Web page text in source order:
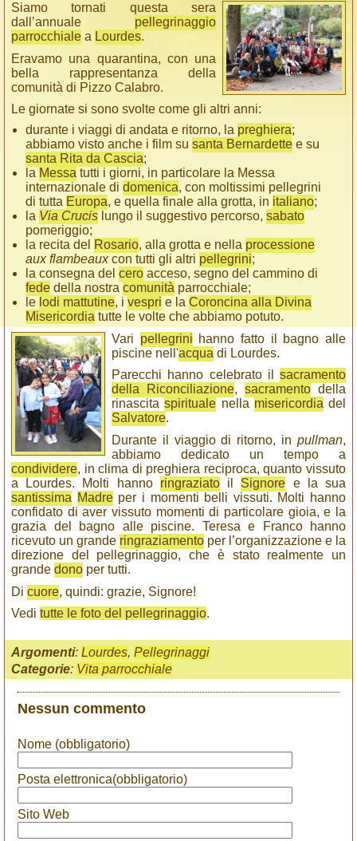
Siamo tornati questa sera
dall’annuale pellegrinaggio
parrocchiale a Lourdes.
Eravamo una quarantina, con una
bella rappresentanza della
comunità di Pizzo Calabro.
Le giornate si sono svolte come gli altri anni:
durante i viaggi di andata e ritorno, la preghiera;
abbiamo visto anche i film su santa Bernardettee su
santa Rita da Cascia;
la Messa tutti i giorni, in particolare la Messa
internazionale di domenica, con moltissimi pellegrini
di tutta Europa, e quella finale alla grotta, in italiano;
la Via Crucislungo il suggestivo percorso, sabato
pomeriggio;
la recita del Rosario, alla grotta e nella processione
aux flambeauxcon tutti gli altri pellegrini;
la consegna del ceroacceso, segno del cammino di
fededella nostra comunità parrocchiale;
le lodi mattutine, i vespri e la Coroncina alla Divina
Misericordia tutte le volte che abbiamo potuto.
Vari pellegrini hanno fatto il bagno alle
piscine nell'acqua di Lourdes.
Parecchi hanno celebrato il sacramento
della Riconciliazione, sacramento della
rinascitaspirituale nella misericordia del
Salvatore.
Durante il viaggio di ritorno, in pullman,
abbiamo dedicato un tempo a
condividere, in clima di preghiera reciproca, quanto vissuto
a Lourdes. Molti hanno ringraziatoil Signore e la sua
santissima Madreper i momenti belli vissuti. Molti hanno
confidato di aver vissuto momenti di particolare gioia, e la
grazia del bagno alle piscine. Teresa e Franco hanno
ricevuto un grande ringraziamento per l’organizzazione e la
direzione del pellegrinaggio, che è stato realmente un
grande dono per tutti.
Di cuore, quindi: grazie, Signore!
Vedi tutte le foto del pellegrinaggio.
Argomenti: Lourdes, Pellegrinaggi
Categorie: Vita parrocchiale
Nessun commento
Nome (obbligatorio)
Posta elettronica(obbligatorio)
Sito Web